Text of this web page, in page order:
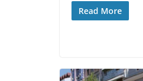
Read More